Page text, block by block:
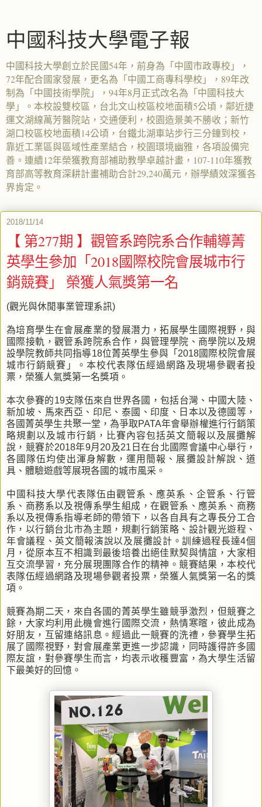
中國科技大學電子報
中國科技大學創立於民國54年，前身為「中國市政專校」，
72年配合國家發展，更名為「中國工商專科學校」，89年改
制為「中國技術學院」，94年8月正式改名為「中國科技大
學」。本校設雙校區，台北文山校區校地面積5公頃，鄰近捷
運文湖線萬芳醫院站，交通便利，校園造景美不勝收；新竹
湖口校區校地面積14公頃，台鐵北湖車站步行三分鐘到校，
靠近工業區與區域性產業結合，校園環境幽雅，各項設備完
善。連續12年榮獲教育部補助教學卓越計畫，107-110年獲教
育部高等教育深耕計畫補助合計29,240萬元，辦學績效深獲各
界肯定。
2018/11/14
【 第277期 】觀管系跨院系合作輔導菁
英學生參加「2018國際校院會展城市行
銷競賽」 榮獲人氣獎第一名
(觀光與休閒事業管理系訊)
為培育學生在會展產業的發展潛力，拓展學生國際視野，與
國際接軌，觀管系跨院系合作，與管理學院、商學院以及規
設學院教師共同指導18位菁英學生參與「2018國際校院會展
城市行銷競賽」。本校代表隊伍經過網路及現場參觀者投
票，榮獲人氣獎第一名獎項。
本次參賽的19支隊伍來自世界各國，包括台灣、中國大陸、
新加坡、馬來西亞、印尼、泰國、印度、日本以及德國等，
各國菁英學生共聚一堂，為爭取PATA年會舉辦權進行行銷策
略規劃以及城市行銷，比賽內容包括英文簡報以及展攤解
說，競賽於2018年9月20及21日在台北國際會議中心舉行，
各國隊伍均使出渾身解數，運用簡報、展攤設計解說、道
具、體驗遊戲等展現各國的城市風采。
中國科技大學代表隊伍由觀管系、應英系、企管系、行管
系、商務系以及視傳系學生組成，在觀管系、應英系、商務
系以及視傳系指導老師的帶領下，以各自具有之專長分工合
作，以行銷台北市為主題，規劃行銷策略、設計觀光遊程、
年會議程、英文簡報演說以及展攤設計。訓練過程長達4個
月，從原本互不相識到最後培養出絕佳默契與情誼，大家相
互交流學習，充分展現團隊合作的精神。競賽結果，本校代
表隊伍經過網路及現場參觀者投票，榮獲人氣獎第一名的獎
項。
競賽為期二天，來自各國的菁英學生雖競爭激烈，但競賽之
餘，大家均利用此機會進行國際交流，熱情寒暄，彼此成為
好朋友，互留連絡訊息。經過此一競賽的洗禮，參賽學生拓
展了國際視野，對會展產業更進一步認識，同時護得許多國
際友誼，對參賽學生而言，均表示收穫豐富，為大學生活留
下最美好的回憶。